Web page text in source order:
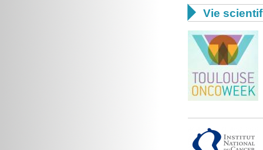
 Vie